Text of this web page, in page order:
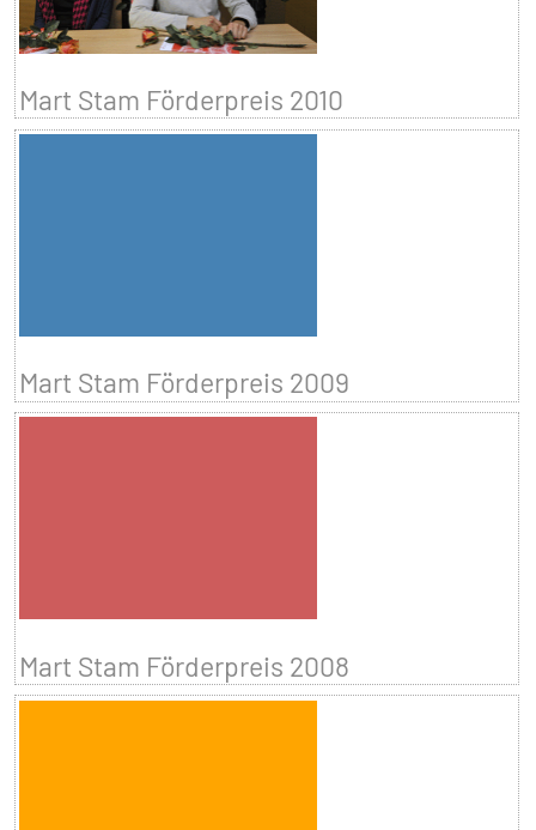
Mart Stam Förderpreis 2010
Mart Stam Förderpreis 2009
Mart Stam Förderpreis 2008